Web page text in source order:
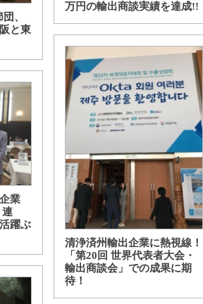
、
と東
業
連
躍ぶ
万円の輸出商談実績を達成!!
清浄済州輸出企業に熱視線！
「第20回 世界代表者大会・
輸出商談会」での成果に期
待！